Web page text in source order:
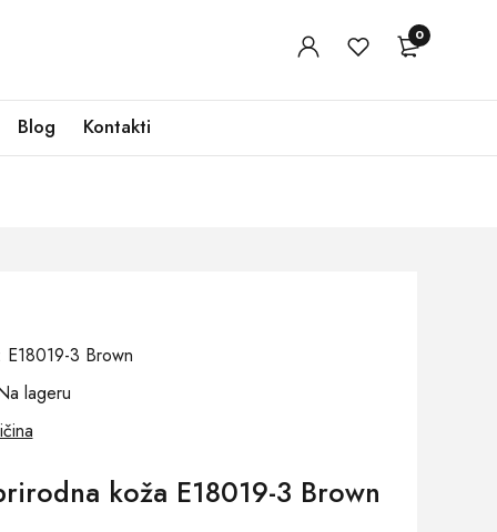
0
Blog Kontakti
E18019-3 Brown
lageru
koža E18019-3 Brown